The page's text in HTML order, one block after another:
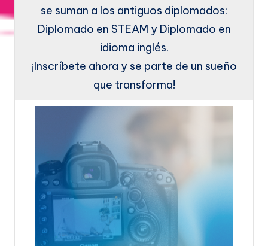
se suman a los antiguos diplomados:
Diplomado en STEAM y Diplomado en
idioma inglés.
¡Inscríbete ahora y se parte de un sueño
que transforma!